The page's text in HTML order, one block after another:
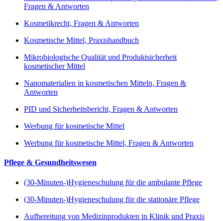
Fragen & Antworten
Kosmetikrecht, Fragen & Antworten
Kosmetische Mittel, Praxishandbuch
Mikrobiologische Qualität und Produktsicherheit
kosmetischer Mittel
Nanomaterialien in kosmetischen Mitteln, Fragen &
Antworten
PID und Sicherheitsbericht, Fragen & Antworten
Werbung für kosmetische Mittel
Werbung für kosmetische Mittel, Fragen & Antworten
Pflege & Gesundheitswesen
(30-Minuten-)Hygieneschulung für die ambulante Pflege
(30-Minuten-)Hygieneschulung für die stationäre Pflege
Aufbereitung von Medizinprodukten in Klinik und Praxis